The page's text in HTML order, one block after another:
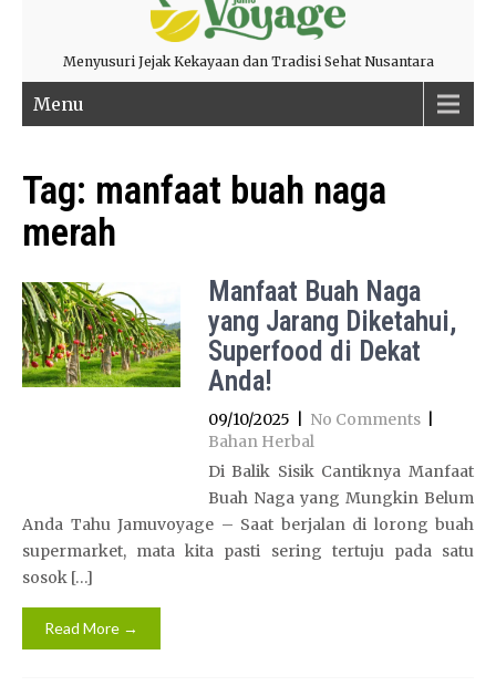
Menyusuri Jejak Kekayaan dan Tradisi Sehat Nusantara
Menu
Tag: manfaat buah naga
merah
Manfaat Buah Naga
yang Jarang Diketahui,
Superfood di Dekat
Anda!
09/10/2025 No Comments
Bahan Herbal
Di Balik Sisik Cantiknya Manfaat
Buah Naga yang Mungkin Belum
Anda Tahu Jamuvoyage – Saat berjalan di lorong buah
supermarket, mata kita pasti sering tertuju pada satu
sosok […]
Read More →